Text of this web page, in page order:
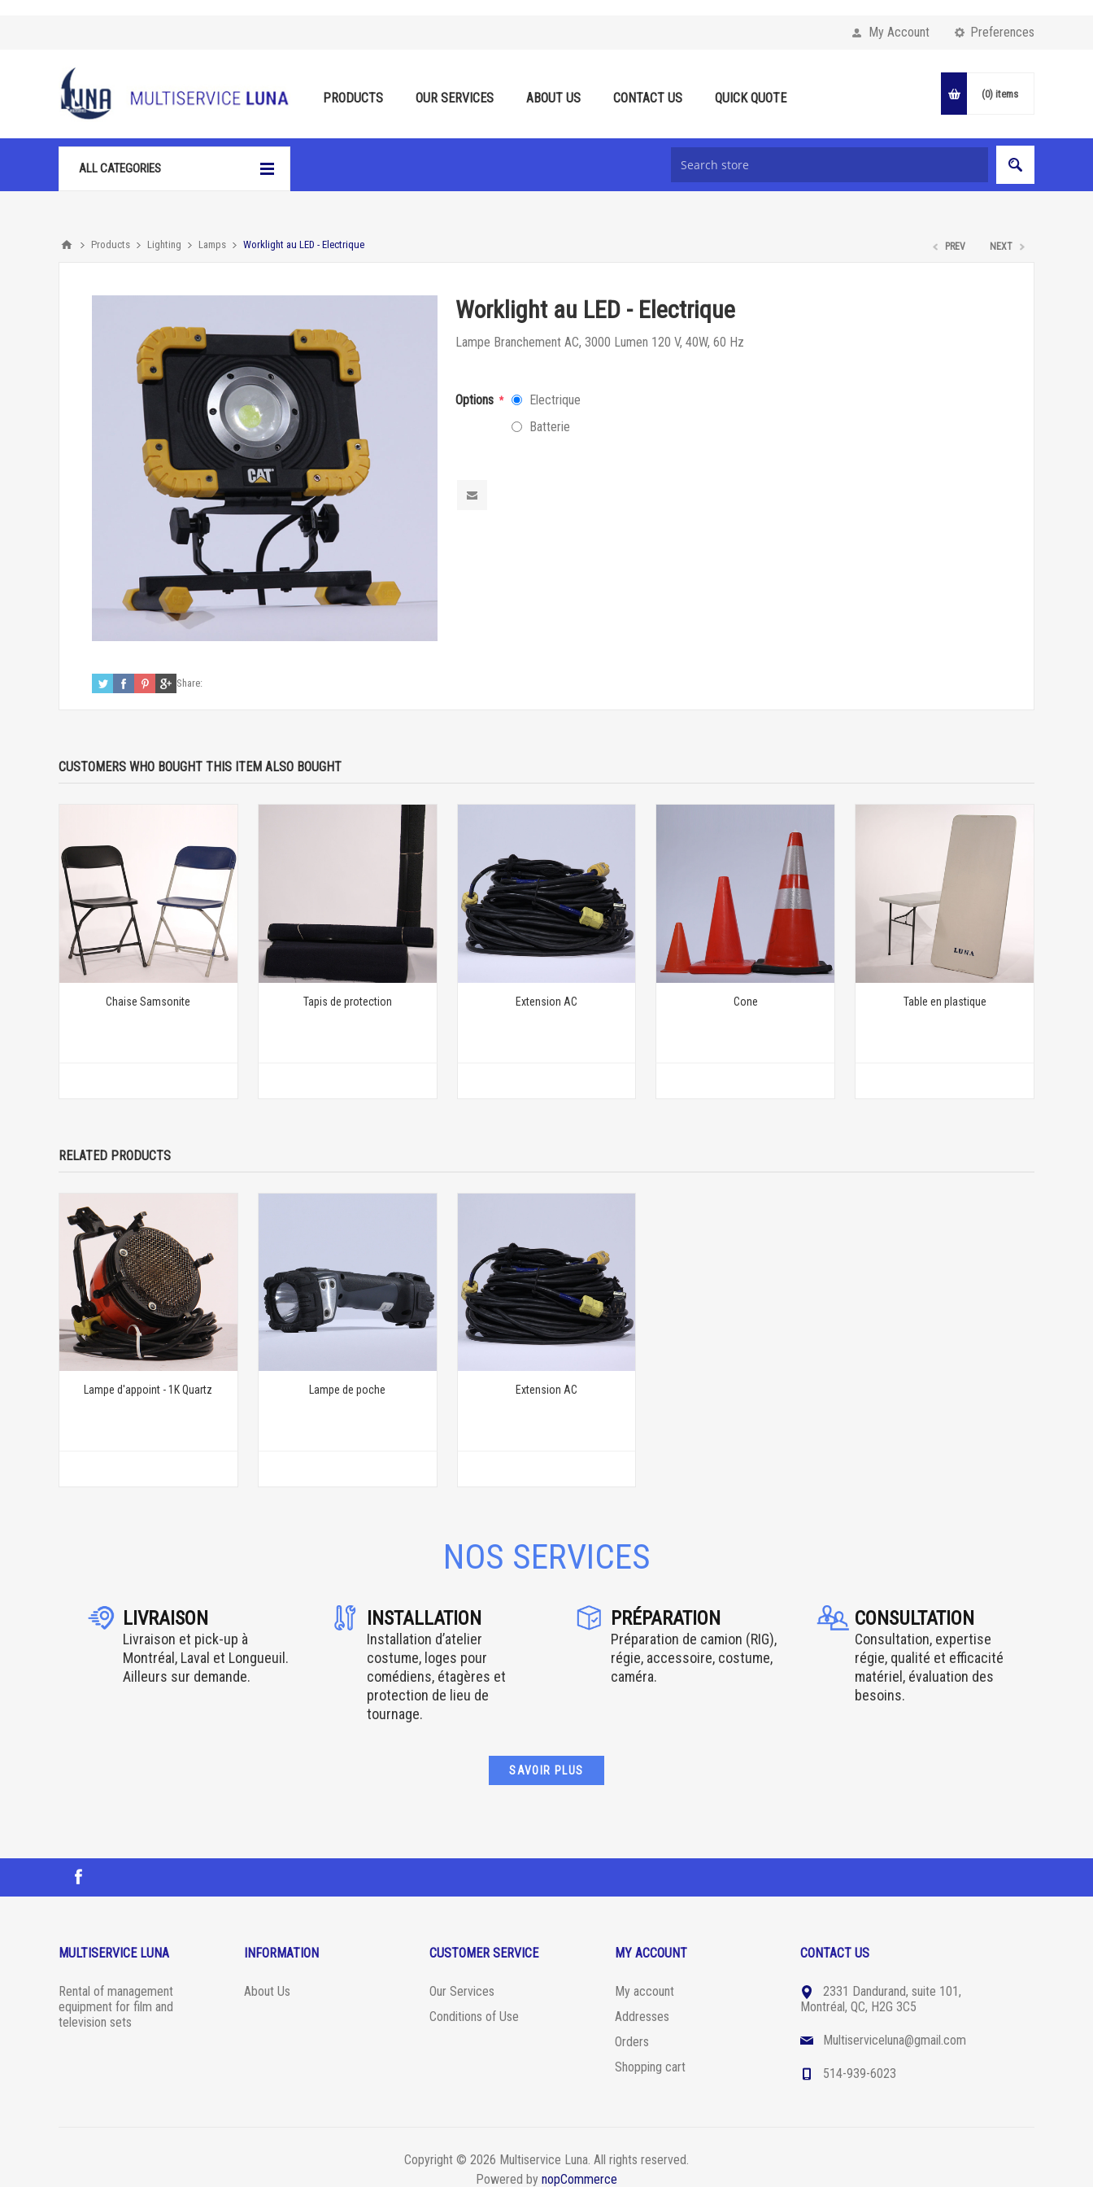
Preferences
My Account
PRODUCTS OUR SERVICES ABOUT US CONTACT US QUICK QUOTE (0) items
ALL CATEGORIES
Products Lighting Lamps Worklight au LED - Electrique PREV NEXT
Worklight au LED - Electrique
Lampe Branchement AC, 3000 Lumen 120 V, 40W, 60 Hz
Options *
Electrique
Batterie
Share:
CUSTOMERS WHO BOUGHT THIS ITEM ALSO BOUGHT
Chaise Samsonite Tapis de protection Extension AC Cone Table en plastique
RELATED PRODUCTS
Lampe d'appoint - 1K Quartz Lampe de poche Extension AC
NOS SERVICES
LIVRAISON
Livraison et pick-up à
Montréal, Laval et Longueuil.
Ailleurs sur demande.
INSTALLATION
Installation d’atelier
costume, loges pour
comédiens, étagères et
protection de lieu de
tournage.
PRÉPARATION
Préparation de camion (RIG),
régie, accessoire, costume,
caméra.
CONSULTATION
Consultation, expertise
régie, qualité et efficacité
matériel, évaluation des
besoins.
SAVOIR PLUS
MULTISERVICE LUNA
Rental of management
equipment for film and
television sets
INFORMATION
About Us
CUSTOMER SERVICE
Our Services
Conditions of Use
MY ACCOUNT
My account
Addresses
Orders
Shopping cart
CONTACT US
2331 Dandurand, suite 101,
Montréal, QC, H2G 3C5
Multiserviceluna@gmail.com
514-939-6023
Copyright © 2026 Multiservice Luna. All rights reserved.
Powered by nopCommerce